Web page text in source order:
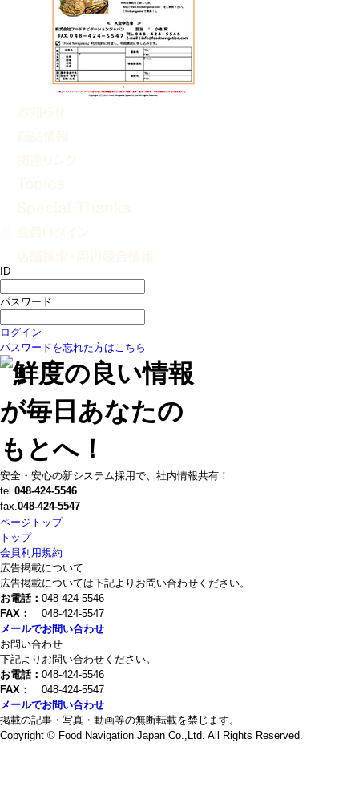
ID
パスワード
ログイン
パスワードを忘れた方はこちら
安全・安心の新システム採用で、社内情報共有！
tel.048-424-5546
fax.048-424-5547
ページトップ
トップ
会員利用規約
広告掲載について
広告掲載については下記よりお問い合わせください。
お電話： 048-424-5546
FAX：
048-424-5547
メールでお問い合わせ
お問い合わせ
下記よりお問い合わせください。
お電話： 048-424-5546
FAX：
048-424-5547
メールでお問い合わせ
掲載の記事・写真・動画等の無断転載を禁じます。
Copyright © Food Navigation Japan Co.,Ltd. All Rights Reserved.